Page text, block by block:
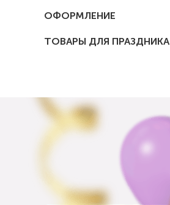
ОФОРМЛЕНИЕ
ТОВАРЫ ДЛЯ ПРАЗДНИКА